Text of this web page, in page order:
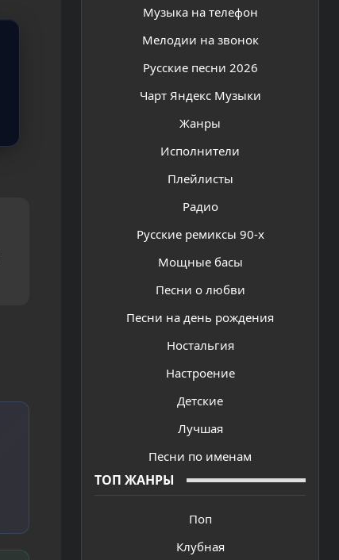
Музыка на телефон
Мелодии на звонок
Русские песни 2026
Чарт Яндекс Музыки
Жанры
Исполнители
Плейлисты
Радио
Русские ремиксы 90-х
Мощные басы
Песни о любви
Песни на день рождения
Ностальгия
Настроение
Детские
Лучшая
Песни по именам
ТОП ЖАНРЫ
Поп
Клубная